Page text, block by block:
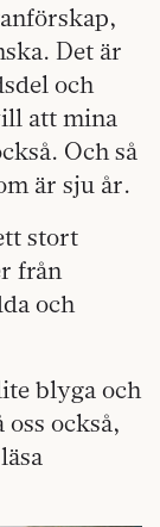
Det är
och
att mina
Och så
är sju år.
stort
från
och
blyga och
också,